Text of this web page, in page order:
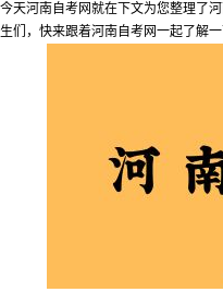
今天河南自考网就在下文为您整理了
生们，快来跟着河南自考网一起了解